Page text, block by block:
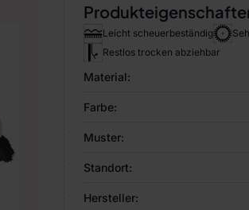
Leicht scheuerbeständig
Restlos trocken abziehbar
Material:
Farbe:
Muster:
Standort:
Hersteller: